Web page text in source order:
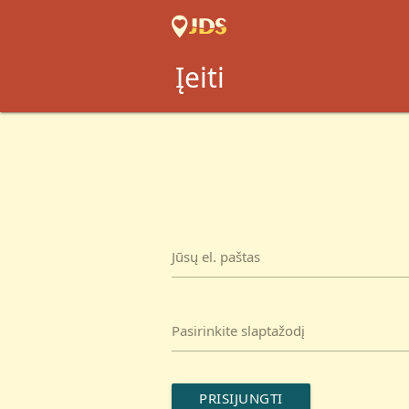
Įeiti
Jūsų el. paštas
Pasirinkite slaptažodį
PRISIJUNGTI